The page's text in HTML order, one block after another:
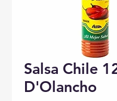
Salsa Chile
D'Olancho